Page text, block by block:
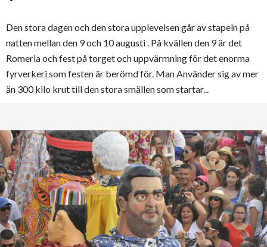
Den stora dagen och den stora upplevelsen går av stapeln på
natten mellan den 9 och 10 augusti . På kvällen den 9 är det
Romeria och fest på torget och uppvärmning för det enorma
fyrverkeri som festen är berömd för. Man Använder sig av mer
än 300 kilo krut till den stora smällen som startar...